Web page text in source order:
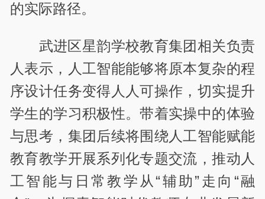
的实际路径。
武进区星韵学校教育集团相关负责
人表示，人工智能能够将原本复杂的程
序设计任务变得人人可操作，切实提升
学生的学习积极性。带着实操中的体验
与思考，集团后续将围绕人工智能赋能
教育教学开展系列化专题交流，推动人
工智能与日常教学从“辅助”走向“融